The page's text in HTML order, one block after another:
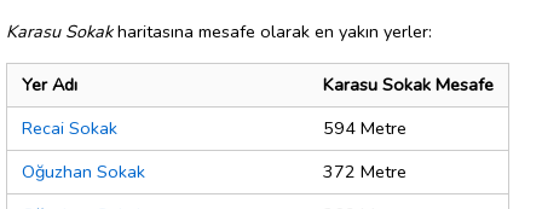
Karasu Sokakharitasına mesafe olarak en yakın yerler:
Yer Adı
Karasu Sokak Mesafe
Recai Sokak
594 Metre
Oğuzhan Sokak
372 Metre